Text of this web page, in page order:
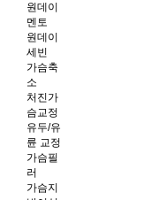
원데이
멘토
원데이
세빈
가슴축
소
처진가
슴교정
유두/유
륜 교정
가슴필
러
가슴지